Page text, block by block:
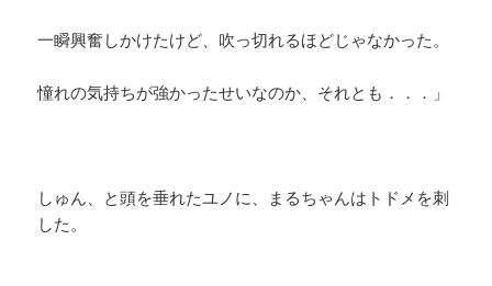
一瞬興奮しかけたけど、吹っ切れるほどじゃなかった。
憧れの気持ちが強かったせいなのか、それとも．．．」
しゅん、と頭を垂れたユノに、まるちゃんはトドメを刺
した。